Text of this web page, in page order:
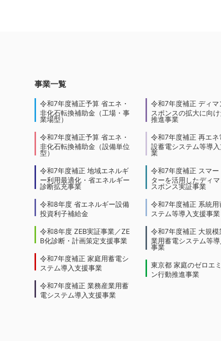
事業一覧
令和7年度補正予算 省エネ・
非化石転換補助金（工場・事
業場型）
令和7年度補正予算 省エネ・
非化石転換補助金（設備単位
型）
令和7年度補正 地域エネルギ
ー利用最適化・省エネルギー
診断拡充事業
令和8年度 省エネルギー設備
投資利子補給金
令和8年度 ZEB実証事業／ZE
B化診断・計画策定支援事業
令和7年度補正 家庭用蓄電シ
ステム導入支援事業
令和7年度補正 業務産業用蓄
電システム導入支援事業
令和7年度補正 ディマ
スポンスの拡大に向
推進事業
令和7年度補正 再エネ
設蓄電システム等導
業
令和7年度補正 スマー
ターを活用したディ
スポンス実証事業
令和7年度補正 系統用
ステム等導入支援事業
令和7年度補正 大規模
業用蓄電システム等
事業
東京都 家庭のゼロエ
ン行動推進事業